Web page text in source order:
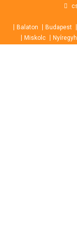
contentBalaton Budapest
Miskolc